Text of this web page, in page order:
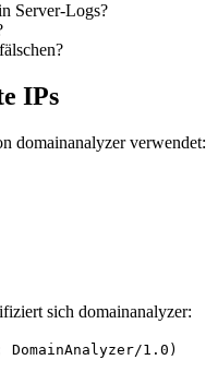
Server-Logs?
IPs
domainanalyzer verwendet:
sich domainanalyzer:
1.0)